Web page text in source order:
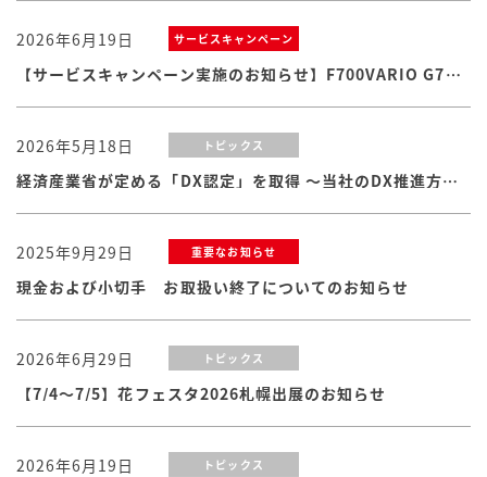
2026年6月19日 サービスキャンペーン
【サービスキャンペーン実施のお知らせ】F700VARIO G7シリーズ
2026年5月18日 トピックス
経済産業省が定める「DX認定」を取得 ～当社のDX推進方針・体制および取り組みが認められました
2025年9月29日 重要なお知らせ
現金および小切手 お取扱い終了についてのお知らせ
2026年6月29日 トピックス
【7/4～7/5】花フェスタ2026札幌出展のお知らせ
2026年6月19日 トピックス